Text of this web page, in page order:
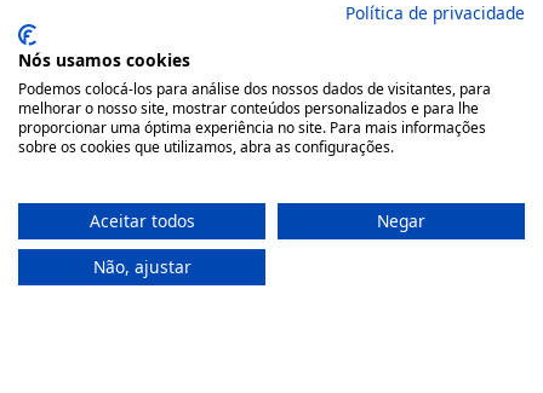
(+351) 22 200 35 45
(Chamada para rede fixa nacional)
(+351) 912 474 321
(Chamada para rede móvel nacional)
A Minha Conta
Login
Política de privacidade
Nós usamos cookies
Podemos colocá-los para análise dos nossos dados de visitantes, para
melhorar o nosso site, mostrar conteúdos personalizados e para lhe
proporcionar uma óptima experiência no site. Para mais informações
sobre os cookies que utilizamos, abra as configurações.
Aceitar todos
Negar
Não, ajustar